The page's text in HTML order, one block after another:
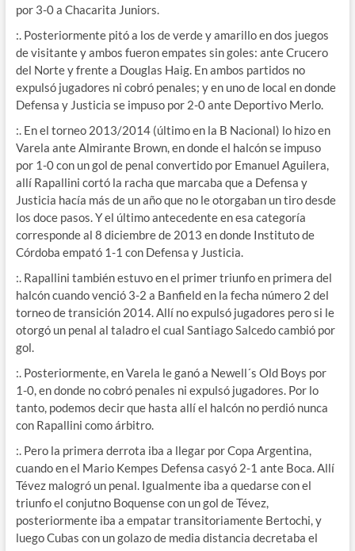
por 3-0 a Chacarita Juniors.
:. Posteriormente pitó a los de verde y amarillo en dos juegos
de visitante y ambos fueron empates sin goles: ante Crucero
del Norte y frente a Douglas Haig. En ambos partidos no
expulsó jugadores ni cobró penales; y en uno de local en donde
Defensa y Justicia se impuso por 2-0 ante Deportivo Merlo.
:. En el torneo 2013/2014 (último en la B Nacional) lo hizo en
Varela ante Almirante Brown, en donde el halcón se impuso
por 1-0 con un gol de penal convertido por Emanuel Aguilera,
allí Rapallini cortó la racha que marcaba que a Defensa y
Justicia hacía más de un año que no le otorgaban un tiro desde
los doce pasos. Y el último antecedente en esa categoría
corresponde al 8 diciembre de 2013 en donde Instituto de
Córdoba empató 1-1 con Defensa y Justicia.
:. Rapallini también estuvo en el primer triunfo en primera del
halcón cuando venció 3-2 a Banfield en la fecha número 2 del
torneo de transición 2014. Allí no expulsó jugadores pero si le
otorgó un penal al taladro el cual Santiago Salcedo cambió por
gol.
:. Posteriormente, en Varela le ganó a Newell´s Old Boys por
1-0, en donde no cobró penales ni expulsó jugadores. Por lo
tanto, podemos decir que hasta allí el halcón no perdió nunca
con Rapallini como árbitro.
:. Pero la primera derrota iba a llegar por Copa Argentina,
cuando en el Mario Kempes Defensa casyó 2-1 ante Boca. Allí
Tévez malogró un penal. Igualmente iba a quedarse con el
triunfo el conjutno Boquense con un gol de Tévez,
posteriormente iba a empatar transitoriamente Bertochi, y
luego Cubas con un golazo de media distancia decretaba el